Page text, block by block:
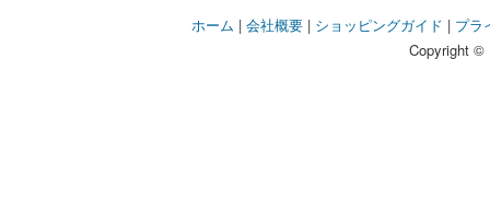
ホーム | 会社概要| ショッピングガイド | プラ
Copyright ©